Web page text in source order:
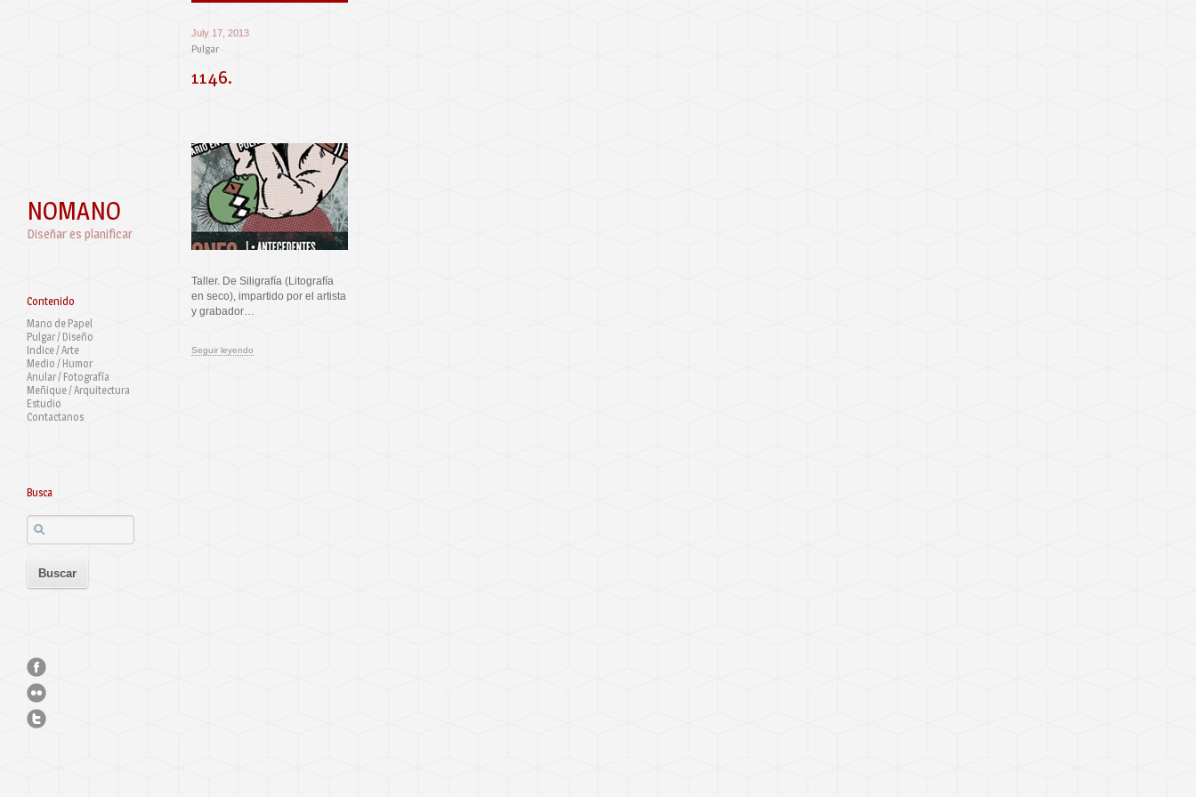
NOMANO
Diseñar es planificar
Contenido
Mano de Papel
Pulgar / Diseño
Indice / Arte
Medio / Humor
Anular / Fotografía
Meñique / Arquitectura
Estudio
Contactanos
Busca
July 17, 2013
Pulgar
1146.
Taller. De Siligrafía (Litografía
en seco), impartido por el artista
y grabador…
Seguir leyendo